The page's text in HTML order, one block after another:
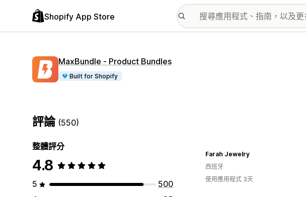
Shopify App Store
MaxBundle ‑ Product Bundles
Built for Shopify
評論 (550)
整體評分
4.8
5
500
Farah Jewelry
西班牙
使用應用程式 3天